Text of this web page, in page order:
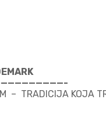
– TRADICIJA KOJA